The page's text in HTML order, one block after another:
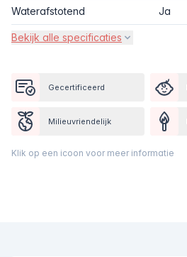
Waterafstotend Ja
Bekijk alle specificaties
Gecertificeerd
Milieuvriendelijk
Klik op een icoon voor meer informatie